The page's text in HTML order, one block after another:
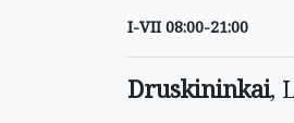
I-VII 08:00-21:00
Druskininkai,